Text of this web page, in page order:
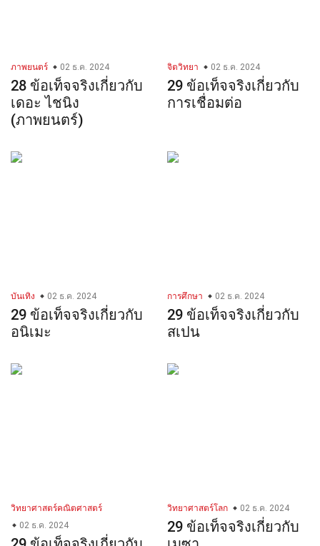
ภาพยนตร์ 02 ธ.ค. 2024
28 ข้อเท็จจริงเกี่ยวกับ
เดอะ ไชนิง
(ภาพยนตร์)
จิตวิทยา 02 ธ.ค. 2024
29 ข้อเท็จจริงเกี่ยวกับ
การเชื่อมต่อ
บันเทิง 02 ธ.ค. 2024
29 ข้อเท็จจริงเกี่ยวกับ
อนิเมะ
การศึกษา 02 ธ.ค. 2024
29 ข้อเท็จจริงเกี่ยวกับ
สเปน
วิทยาศาสตร์คณิตศาสตร์
02 ธ.ค. 2024
วิทยาศาสตร์โลก 02 ธ.ค. 2024
29 ข้อเท็จจริงเกี่ยวกับ